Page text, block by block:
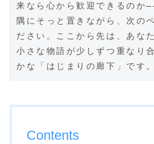
来なら心から歓迎できるのか
隅にそっと置きながら、次の
ださい。ここから先は、あな
小さな物語が少しずつ重なり
かな「はじまりの廊下」です。
Contents